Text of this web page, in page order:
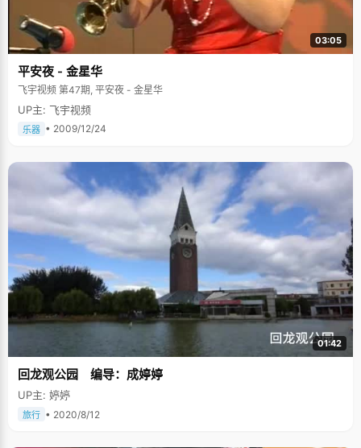
03:05
平安夜 - 金星华
飞宇视频 第47期, 平安夜 - 金星华
UP主: 飞宇视频
乐器 • 2009/12/24
01:42
回龙观公园 编导：成婷婷
UP主: 婷婷
旅行 • 2020/8/12